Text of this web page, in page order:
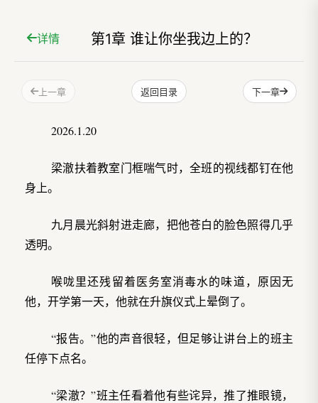
详情 第1章 谁让你坐我边上的？
上一章 返回目录 下一章
2026.1.20
梁澈扶着教室门框喘气时，全班的视线都钉在他
身上。
九月晨光斜射进走廊，把他苍白的脸色照得几乎
透明。
喉咙里还残留着医务室消毒水的味道，原因无
他，开学第一天，他就在升旗仪式上晕倒了。
“报告。”他的声音很轻，但足够让讲台上的班主
任停下点名。
“梁澈？”班主任看着他有些诧异，推了推眼镜，